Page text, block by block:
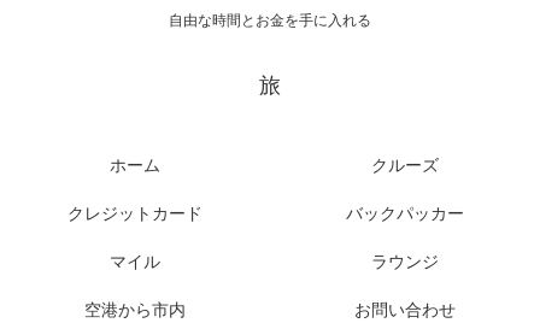
自由な時間とお金を手に入れる
旅
ホーム クルーズ
クレジットカード バックパッカー
マイル ラウンジ
空港から市内 お問い合わせ